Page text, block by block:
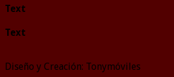
Text
Text
Diseño y Creación: Tonymóviles